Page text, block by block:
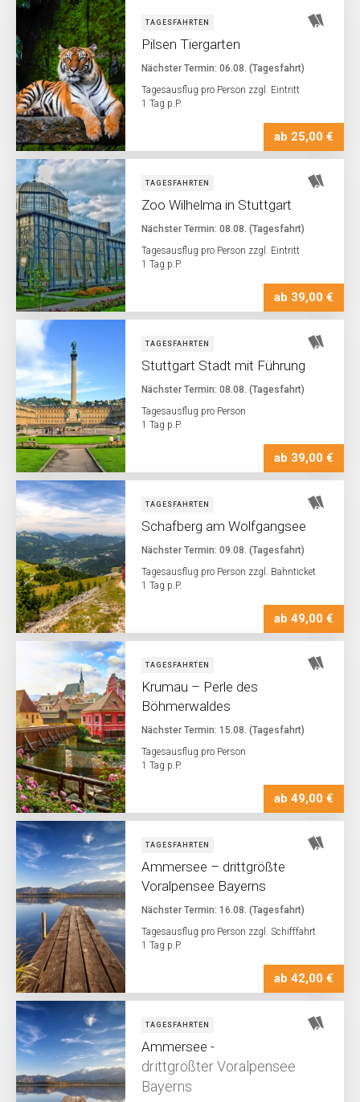
TAGESFAHRTEN
Pilsen Tiergarten
Nächster Termin: 06.08. (Tagesfahrt)
Tagesausflug pro Person zzgl. Eintritt
1 Tag p.P.
ab 25,00 €
TAGESFAHRTEN
Zoo Wilhelma in Stuttgart
Nächster Termin: 08.08. (Tagesfahrt)
Tagesausflug pro Person zzgl. Eintritt
1 Tag p.P.
ab 39,00 €
TAGESFAHRTEN
Stuttgart Stadt mit Führung
Nächster Termin: 08.08. (Tagesfahrt)
Tagesausflug pro Person
1 Tag p.P.
ab 39,00 €
TAGESFAHRTEN
Schafberg am Wolfgangsee
Nächster Termin: 09.08. (Tagesfahrt)
Tagesausflug pro Person zzgl. Bahnticket
1 Tag p.P.
ab 49,00 €
TAGESFAHRTEN
Krumau – Perle des
Böhmerwaldes
Nächster Termin: 15.08. (Tagesfahrt)
Tagesausflug pro Person
1 Tag p.P.
ab 49,00 €
TAGESFAHRTEN
Ammersee – drittgrößte
Voralpensee Bayerns
Nächster Termin: 16.08. (Tagesfahrt)
Tagesausflug pro Person zzgl. Schifffahrt
1 Tag p.P.
ab 42,00 €
TAGESFAHRTEN
Ammersee -
drittgrößter Voralpensee
Bayerns